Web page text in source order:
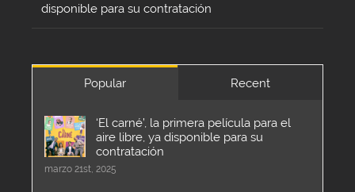
disponible para su contratación
Popular Recent
‘El carné’, la primera película para el
aire libre, ya disponible para su
contratación
marzo 21st, 2025